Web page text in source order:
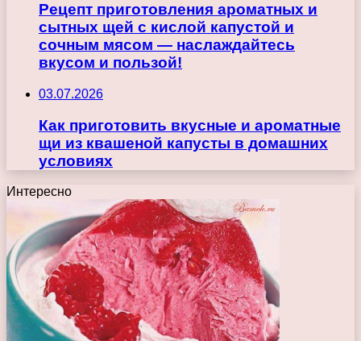
Рецепт приготовления ароматных и
сытных щей с кислой капустой и
сочным мясом — наслаждайтесь
вкусом и пользой!
03.07.2026
Как приготовить вкусные и ароматные
щи из квашеной капусты в домашних
условиях
Интересно